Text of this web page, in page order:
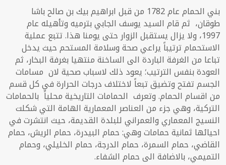
بني الحمام عام 1782 من قبل ابراهيم بيك بن صالح باشا
طوقان، ثم قام السيد يوسف الجابي بترميه وتأهيله عام
1997، ولا يزال يستقبل الزوار حتى يومنا هذا. تتبع عملية
الاستحمام ترتيباً يراعي صحة وسلامة المستحم حيث يدخل
تباعا من الغرفة الباردة الى الساخنة منتهيا بغرفة البخار، ثم
العودة بنفس الترتيب؛ يعود ذلك لاسباب صحية لان مسامات
الجسم تفتح وتضيق تبعاً لاختلاف درجات الحرارة في كل قسم
من اقسام الحمام. وتعرف الحمامات التاريخية محلياً بالحمامات
التركية، وهي جزء من العناصر المعمارية الهامة التي شكلت
النسيج المعماري والعمراني للبلدة القديمة، حيث انتشرت في
احيائها ثمانية حماماتوهي: حمام البيدرة، حمام الريش، حمام
القاضي، حمام السمرة، حمام الدرجة، حمام الخليلي، وحمام
التميمي، بالاضافة الى حمام الشفاء.